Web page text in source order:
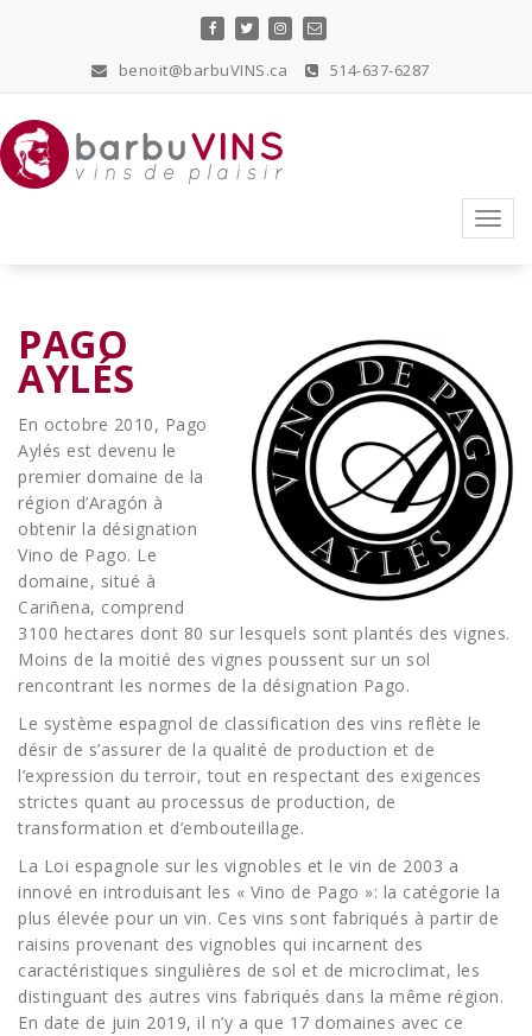
benoit@barbuVINS.ca 514-637-6287
PAGO
AYLÉS
En octobre 2010, Pago
Aylés est devenu le
premier domaine de la
région d’Aragón à
obtenir la désignation
Vino de Pago. Le
domaine, situé à
Cariñena, comprend
3100 hectares dont 80 sur lesquels sont plantés des vignes.
Moins de la moitié des vignes poussent sur un sol
rencontrant les normes de la désignation Pago.
Le système espagnol de classification des vins reflète le
désir de s’assurer de la qualité de production et de
l’expression du terroir, tout en respectant des exigences
strictes quant au processus de production, de
transformation et d’embouteillage.
La Loi espagnole sur les vignobles et le vin de 2003 a
innové en introduisant les « Vino de Pago »: la catégorie la
plus élevée pour un vin. Ces vins sont fabriqués à partir de
raisins provenant des vignobles qui incarnent des
caractéristiques singulières de sol et de microclimat, les
distinguant des autres vins fabriqués dans la même région.
En date de juin 2019, il n’y a que 17 domaines avec ce